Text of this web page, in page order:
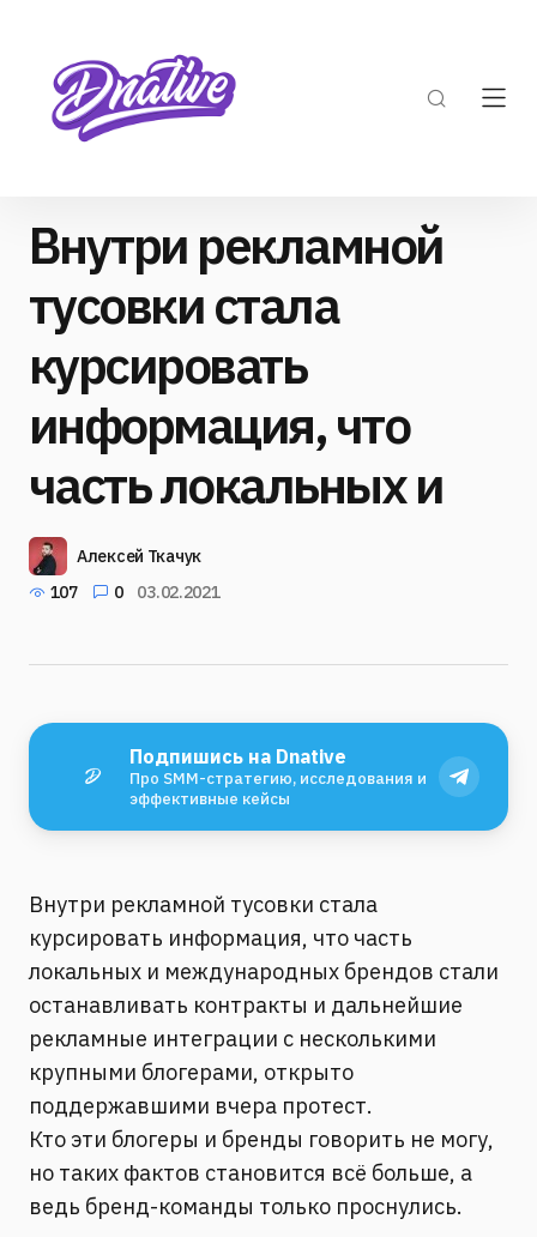
Внутри рекламной
тусовки стала
курсировать
информация, что
часть локальных и
Алексей Ткачук
107
0 03.02.2021
Подпишись на Dnative
Про SMM-стратегию, исследования и
эффективные кейсы
Внутри рекламной тусовки стала
курсировать информация, что часть
локальных и международных брендов стали
останавливать контракты и дальнейшие
рекламные интеграции с несколькими
крупными блогерами, открыто
поддержавшими вчера протест.
Кто эти блогеры и бренды говорить не могу,
но таких фактов становится всё больше, а
ведь бренд-команды только проснулись.